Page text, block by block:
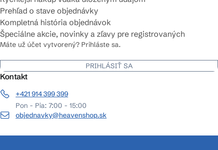
Prehľad o stave objednávky
Kompletná história objednávok
Špeciálne akcie, novinky a zľavy pre registrovaných
Máte už účet vytvorený? Prihláste sa.
PRIHLÁSIŤ SA
Kontakt
+421 914 399 399
Pon - Pia: 7:00 - 15:00
objednavky@heavenshop.sk